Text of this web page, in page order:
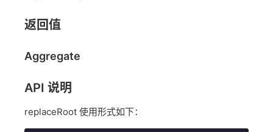
返回值
Aggregate
API 说明
replaceRoot 使用形式如下：